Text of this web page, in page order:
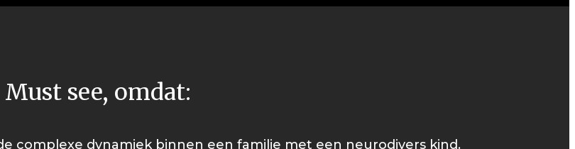
Must see, omdat:
complexe dynamiek binnen een familie met een neurodivers kind.